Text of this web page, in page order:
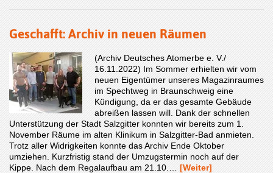
Geschafft: Archiv in neuen Räumen
(Archiv Deutsches Atomerbe e. V./
16.11.2022) Im Sommer erhielten wir vom
neuen Eigentümer unseres Magazinraumes
im Spechtweg in Braunschweig eine
Kündigung, da er das gesamte Gebäude
abreißen lassen will. Dank der schnellen
Unterstützung der Stadt Salzgitter konnten wir bereits zum 1.
November Räume im alten Klinikum in Salzgitter-Bad anmieten.
Trotz aller Widrigkeiten konnte das Archiv Ende Oktober
umziehen. Kurzfristig stand der Umzugstermin noch auf der
Kippe. Nach dem Regalaufbau am 21.10.… [Weiter]